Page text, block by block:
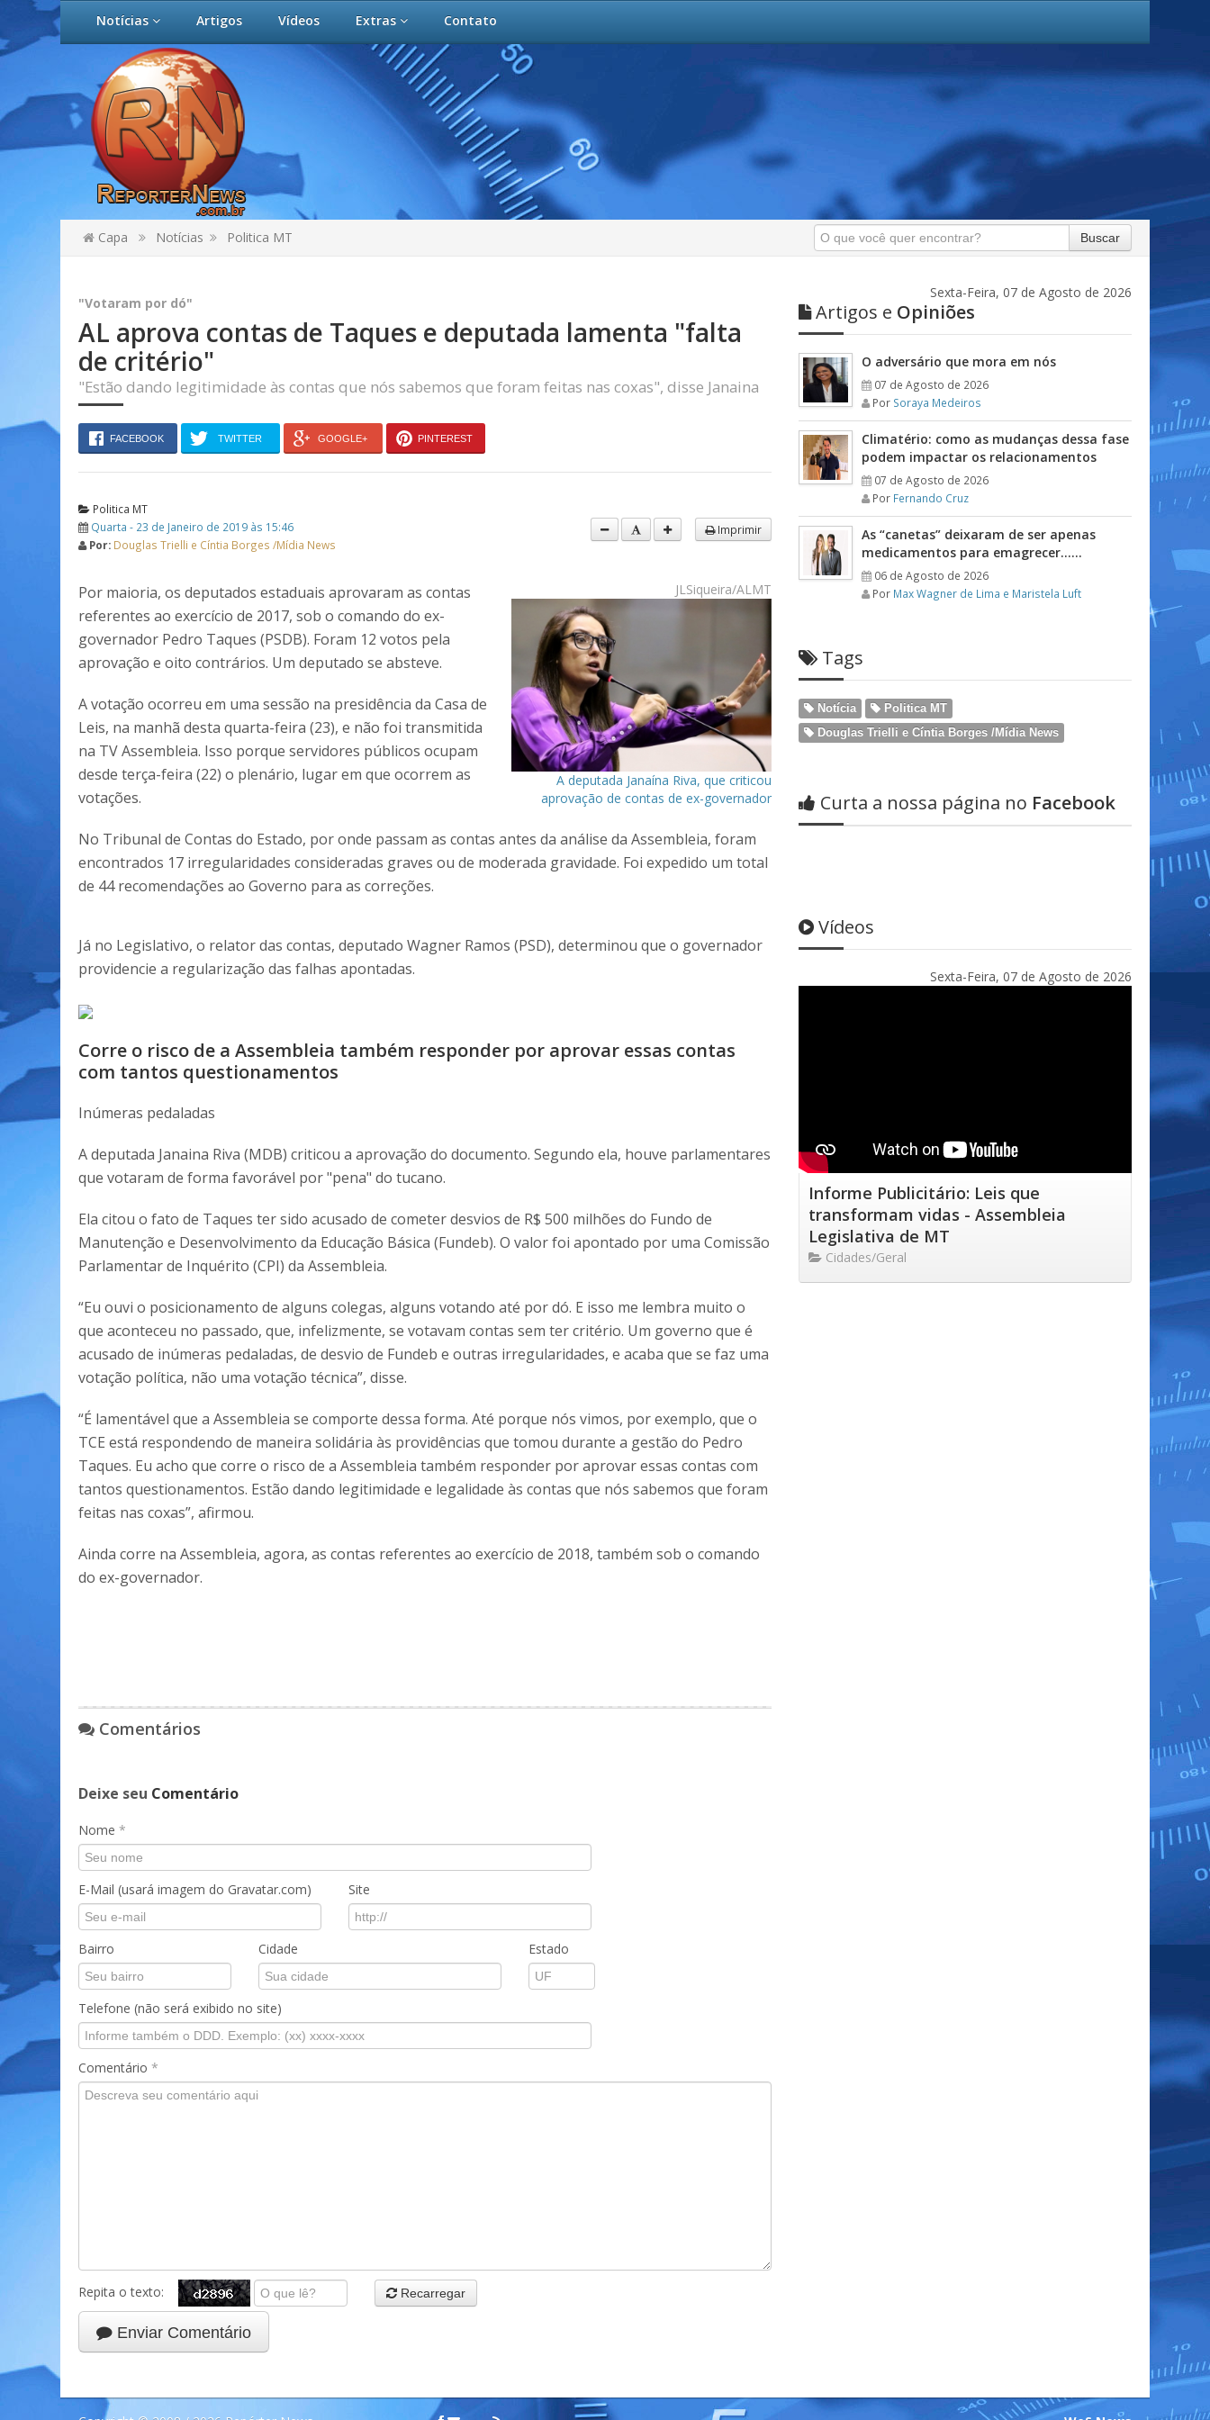
Notícias Artigos Vídeos Extras Contato
Capa Notícias Politica MT Buscar
"Votaram por dó"
AL aprova contas de Taques e deputada lamenta "falta
de critério"
"Estão dando legitimidade às contas que nós sabemos que foram feitas nas coxas", disse Janaina
FACEBOOK TWITTER GOOGLE+ PINTEREST
Politica MT
Quarta - 23 de Janeiro de 2019 às 15:46
Por: Douglas Trielli e Cíntia Borges /Mídia News
Imprimir
JLSiqueira/ALMT
A deputada Janaína Riva, que criticou
aprovação de contas de ex-governador
Por maioria, os deputados estaduais aprovaram as contas
referentes ao exercício de 2017, sob o comando do ex-
governador Pedro Taques (PSDB). Foram 12 votos pela
aprovação e oito contrários. Um deputado se absteve.
A votação ocorreu em uma sessão na presidência da Casa de
Leis, na manhã desta quarta-feira (23), e não foi transmitida
na TV Assembleia. Isso porque servidores públicos ocupam
desde terça-feira (22) o plenário, lugar em que ocorrem as
votações.
No Tribunal de Contas do Estado, por onde passam as contas antes da análise da Assembleia, foram
encontrados 17 irregularidades consideradas graves ou de moderada gravidade. Foi expedido um total
de 44 recomendações ao Governo para as correções.
Já no Legislativo, o relator das contas, deputado Wagner Ramos (PSD), determinou que o governador
providencie a regularização das falhas apontadas.
Corre o risco de a Assembleia também responder por aprovar essas contas
com tantos questionamentos
Inúmeras pedaladas
A deputada Janaina Riva (MDB) criticou a aprovação do documento. Segundo ela, houve parlamentares
que votaram de forma favorável por "pena" do tucano.
Ela citou o fato de Taques ter sido acusado de cometer desvios de R$ 500 milhões do Fundo de
Manutenção e Desenvolvimento da Educação Básica (Fundeb). O valor foi apontado por uma Comissão
Parlamentar de Inquérito (CPI) da Assembleia.
“Eu ouvi o posicionamento de alguns colegas, alguns votando até por dó. E isso me lembra muito o
que aconteceu no passado, que, infelizmente, se votavam contas sem ter critério. Um governo que é
acusado de inúmeras pedaladas, de desvio de Fundeb e outras irregularidades, e acaba que se faz uma
votação política, não uma votação técnica”, disse.
“É lamentável que a Assembleia se comporte dessa forma. Até porque nós vimos, por exemplo, que o
TCE está respondendo de maneira solidária às providências que tomou durante a gestão do Pedro
Taques. Eu acho que corre o risco de a Assembleia também responder por aprovar essas contas com
tantos questionamentos. Estão dando legitimidade e legalidade às contas que nós sabemos que foram
feitas nas coxas”, afirmou.
Ainda corre na Assembleia, agora, as contas referentes ao exercício de 2018, também sob o comando
do ex-governador.
Comentários
Deixe seu Comentário
Nome *
E-Mail (usará imagem do Gravatar.com) Site
Bairro Cidade Estado
Telefone (não será exibido no site)
Comentário *
Repita o texto: Recarregar
Enviar Comentário
Sexta-Feira, 07 de Agosto de 2026
Artigos e Opiniões
O adversário que mora em nós
07 de Agosto de 2026
Por Soraya Medeiros
Climatério: como as mudanças dessa fase
podem impactar os relacionamentos
07 de Agosto de 2026
Por Fernando Cruz
As “canetas” deixaram de ser apenas
medicamentos para emagrecer……
06 de Agosto de 2026
Por Max Wagner de Lima e Maristela Luft
Tags
Notícia
Politica MT
Douglas Trielli e Cíntia Borges /Mídia News
Curta a nossa página no Facebook
Vídeos
Sexta-Feira, 07 de Agosto de 2026
Informe Publicitário: Leis que
transformam vidas - Assembleia
Legislativa de MT
Cidades/Geral